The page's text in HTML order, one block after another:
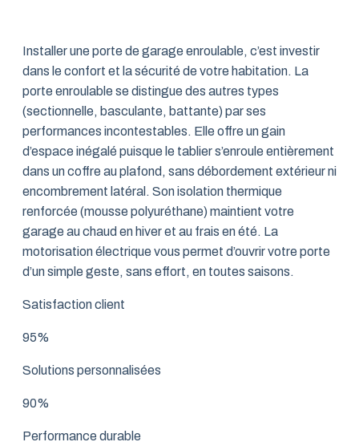
Installer une porte de garage enroulable, c’est investir
dans le confort et la sécurité de votre habitation. La
porte enroulable se distingue des autres types
(sectionnelle, basculante, battante) par ses
performances incontestables. Elle offre un gain
d’espace inégalé puisque le tablier s’enroule entièrement
dans un coffre au plafond, sans débordement extérieur ni
encombrement latéral. Son isolation thermique
renforcée (mousse polyuréthane) maintient votre
garage au chaud en hiver et au frais en été. La
motorisation électrique vous permet d’ouvrir votre porte
d’un simple geste, sans effort, en toutes saisons.
Satisfaction client
95%
Solutions personnalisées
90%
Performance durable